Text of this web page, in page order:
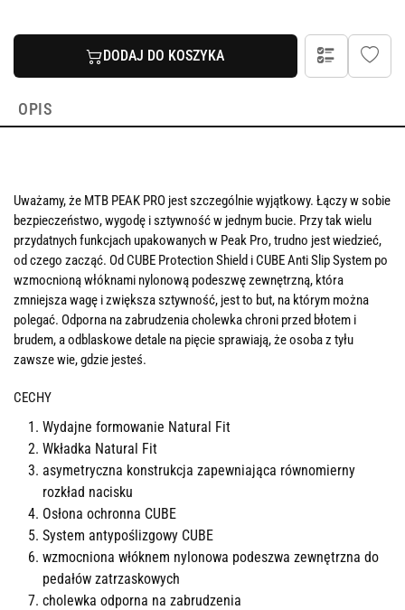
DODAJ DO KOSZYKA
OPIS
Uważamy, że MTB PEAK PRO jest szczególnie wyjątkowy. Łączy w sobie
bezpieczeństwo, wygodę i sztywność w jednym bucie. Przy tak wielu
przydatnych funkcjach upakowanych w Peak Pro, trudno jest wiedzieć,
od czego zacząć. Od CUBE Protection Shield i CUBE Anti Slip System po
wzmocnioną włóknami nylonową podeszwę zewnętrzną, która
zmniejsza wagę i zwiększa sztywność, jest to but, na którym można
polegać. Odporna na zabrudzenia cholewka chroni przed błotem i
brudem, a odblaskowe detale na pięcie sprawiają, że osoba z tyłu
zawsze wie, gdzie jesteś.
CECHY
Wydajne formowanie Natural Fit
Wkładka Natural Fit
asymetryczna konstrukcja zapewniająca równomierny
rozkład nacisku
Osłona ochronna CUBE
System antypoślizgowy CUBE
wzmocniona włóknem nylonowa podeszwa zewnętrzna do
pedałów zatrzaskowych
cholewka odporna na zabrudzenia